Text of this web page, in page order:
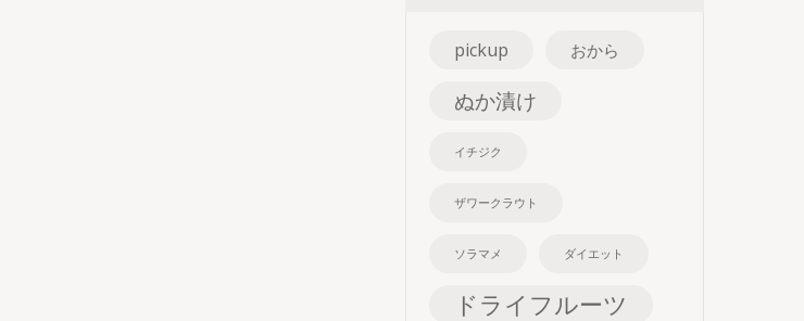
pickup おから
ぬか漬け
イチジク
ザワークラウト
ソラマメ ダイエット
ドライフルーツ